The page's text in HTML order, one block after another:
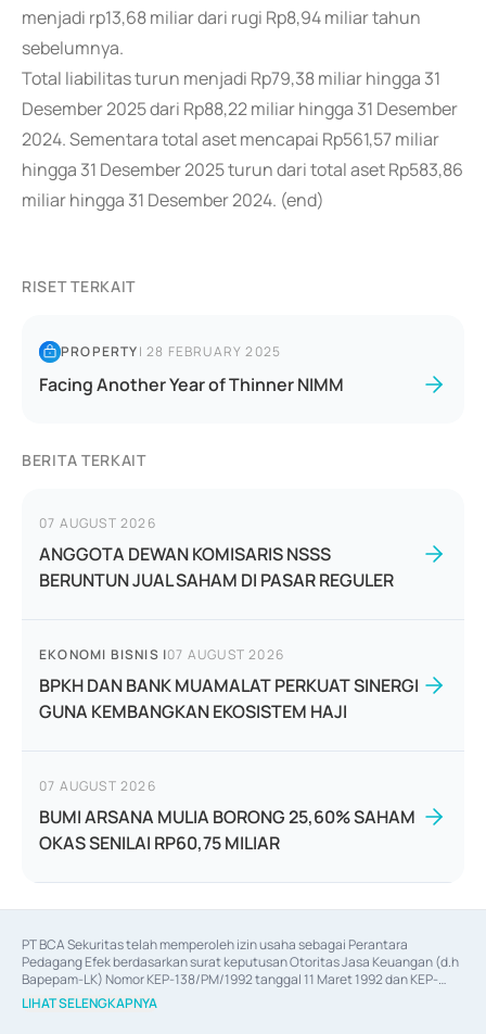
menjadi rp13,68 miliar dari rugi Rp8,94 miliar tahun
sebelumnya.
Total liabilitas turun menjadi Rp79,38 miliar hingga 31
Desember 2025 dari Rp88,22 miliar hingga 31 Desember
2024. Sementara total aset mencapai Rp561,57 miliar
hingga 31 Desember 2025 turun dari total aset Rp583,86
miliar hingga 31 Desember 2024. (end)
RISET TERKAIT
PROPERTY|28 FEBRUARY 2025
Facing Another Year of Thinner NIMM
BERITA TERKAIT
07 AUGUST 2026
ANGGOTA DEWAN KOMISARIS NSSS
BERUNTUN JUAL SAHAM DI PASAR REGULER
EKONOMI BISNIS |07 AUGUST 2026
BPKH DAN BANK MUAMALAT PERKUAT SINERGI
GUNA KEMBANGKAN EKOSISTEM HAJI
07 AUGUST 2026
BUMI ARSANA MULIA BORONG 25,60% SAHAM
OKAS SENILAI RP60,75 MILIAR
PT BCA Sekuritas telah memperoleh izin usaha sebagai Perantara
Pedagang Efek berdasarkan surat keputusan Otoritas Jasa Keuangan (d.h
Bapepam-LK) Nomor KEP-138/PM/1992 tanggal 11 Maret 1992 dan KEP-
06/D.04/2014 tanggal 28 Februari 2014, izin usaha sebagai Penjamin Emisi
Efek berdasarkan surat keputusan Otoritas Jasa Keuangan Nomor KEP-
LIHAT SELENGKAPNYA